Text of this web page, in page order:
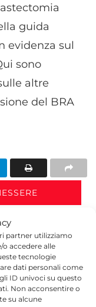
partner utilizziamo
accedere alle
tecnologie
dati personali come
ID univoci su questo
Non acconsentire o
su alcune
guida
evidenza sul
sono
altre
del BRA